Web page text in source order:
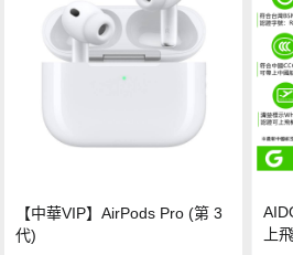
【中華VIP】AirPods Pro (第 3
代)
上